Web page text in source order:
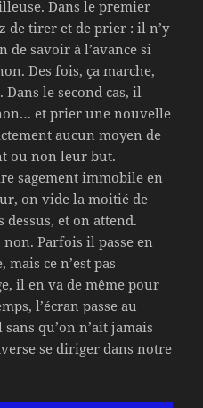
Dans le premier
de tirer et de prier : il n’y
de savoir à l’avance si
Des fois, ça marche,
Dans le second cas, il
et prier une nouvelle
aucun moyen de
ou non leur but.
sagement immobile en
on vide la moitié de
et on attend.
Parfois il passe en
ce n’est pas
il en va de même pour
l’écran passe au
qu’on n’ait jamais
se diriger dans notre